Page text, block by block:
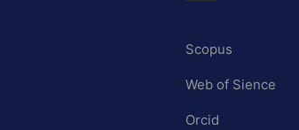
Scopus
Web of Sience
Orcid